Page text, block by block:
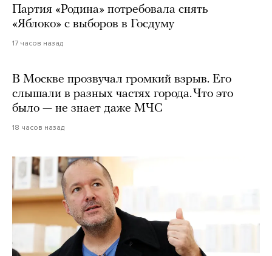
Партия «Родина» потребовала снять
«Яблоко» с выборов в Госдуму
17 часов назад
В Москве прозвучал громкий взрыв. Его
слышали в разных частях города. Что это
было — не знает даже МЧС
18 часов назад